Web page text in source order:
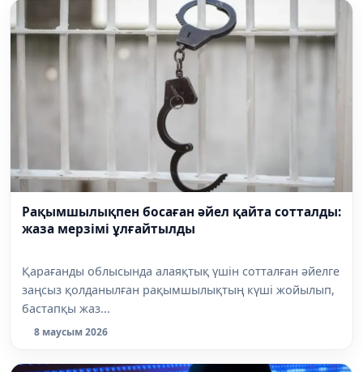
Рақымшылықпен босаған әйел қайта сотталды:
жаза мерзімі ұлғайтылды
Қарағанды облысында алаяқтық үшін сотталған әйелге
заңсыз қолданылған рақымшылықтың күші жойылып,
бастапқы жаз...
8 маусым 2026